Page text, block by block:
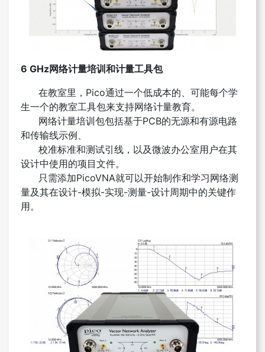
6 GHz网络计量培训和计量工具包
在教室里，Pico通过一个低成本的、可能每个学
生一个的教室工具包来支持网络计量教育。
网络计量培训包包括基于PCB的无源和有源电路
和传输线示例、
校准标准和测试引线，以及微波办公室用户在其
设计中使用的项目文件。
只需添加PicoVNA就可以开始制作和学习网络测
量及其在设计-模拟-实现-测量-设计周期中的关键作
用。